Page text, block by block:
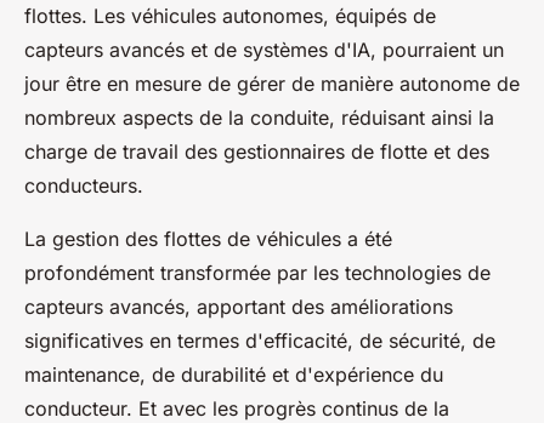
flottes. Les véhicules autonomes, équipés de
capteurs avancés et de systèmes d'IA, pourraient un
jour être en mesure de gérer de manière autonome de
nombreux aspects de la conduite, réduisant ainsi la
charge de travail des gestionnaires de flotte et des
conducteurs.
La gestion des flottes de véhicules a été
profondément transformée par les technologies de
capteurs avancés, apportant des améliorations
significatives en termes d'efficacité, de sécurité, de
maintenance, de durabilité et d'expérience du
conducteur. Et avec les progrès continus de la